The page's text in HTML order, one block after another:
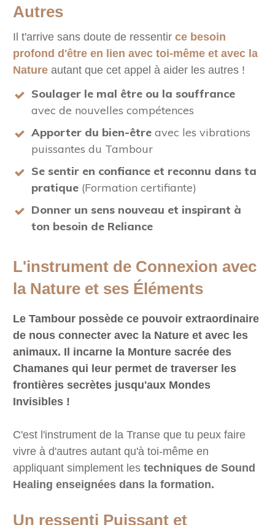
Autres
Il t'arrive sans doute de ressentir ce besoin
profond d'être en lien avec toi-même et avec la
Nature autant que cet appel à aider les autres !
Soulager le mal être ou la souffrance
avec de nouvelles compétences
Apporter du bien-être avec les vibrations
puissantes du Tambour
Se sentir en confiance et reconnu dans ta
pratique (Formation certifiante)
Donner un sens nouveau et inspirant à
ton besoin de Reliance
L'instrument de Connexion avec
la Nature et ses Éléments
Le Tambour possède ce pouvoir extraordinaire
de nous connecter avec la Nature et avec les
animaux. Il incarne la Monture sacrée des
Chamanes qui leur permet de traverser les
frontières secrètes jusqu'aux Mondes
Invisibles !
C'est l'instrument de la Transe que tu peux faire
vivre à d'autres autant qu'à toi-même en
appliquant simplement les techniques de Sound
Healing enseignées dans la formation.
Un ressenti Puissant et